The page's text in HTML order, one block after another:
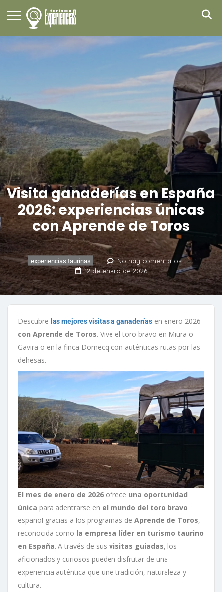
Visita ganaderías en España
2026: experiencias únicas
con Aprende de Toros
experiencias taurinas
No hay comentarios
12 de enero de 2026
Descubre las mejores visitas a ganaderías en enero 2026
con Aprende de Toros. Vive el toro bravo en Miura o
Gavira o en la finca Domecq con auténticas rutas por las
dehesas.
El mes de enero de 2026 ofrece una oportunidad
única para adentrarse en el mundo del toro bravo
español gracias a los programas de Aprende de Toros,
reconocida como la empresa líder en turismo taurino
en España. A través de sus visitas guiadas, los
aficionados y curiosos pueden disfrutar de una
experiencia auténtica que une tradición, naturaleza y
cultura.